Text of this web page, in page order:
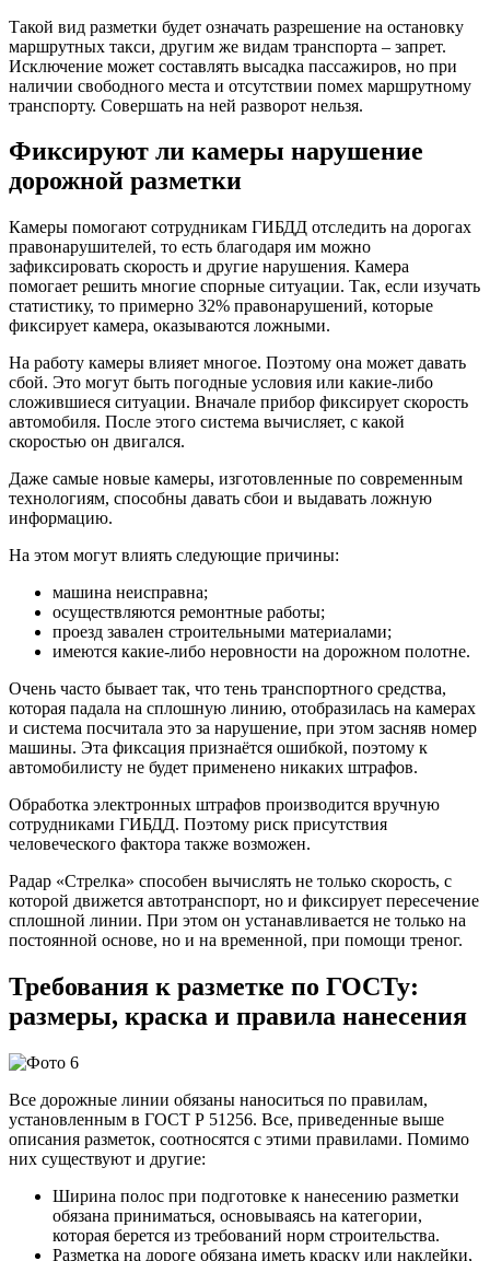
Такой вид разметки будет означать разрешение на остановку
маршрутных такси, другим же видам транспорта – запрет.
Исключение может составлять высадка пассажиров, но при
наличии свободного места и отсутствии помех маршрутному
транспорту. Совершать на ней разворот нельзя.
Фиксируют ли камеры нарушение
дорожной разметки
Камеры помогают сотрудникам ГИБДД отследить на дорогах
правонарушителей, то есть благодаря им можно
зафиксировать скорость и другие нарушения. Камера
помогает решить многие спорные ситуации. Так, если изучать
статистику, то примерно 32% правонарушений, которые
фиксирует камера, оказываются ложными.
На работу камеры влияет многое. Поэтому она может давать
сбой. Это могут быть погодные условия или какие-либо
сложившиеся ситуации. Вначале прибор фиксирует скорость
автомобиля. После этого система вычисляет, с какой
скоростью он двигался.
Даже самые новые камеры, изготовленные по современным
технологиям, способны давать сбои и выдавать ложную
информацию.
На этом могут влиять следующие причины:
машина неисправна;
осуществляются ремонтные работы;
проезд завален строительными материалами;
имеются какие-либо неровности на дорожном полотне.
Очень часто бывает так, что тень транспортного средства,
которая падала на сплошную линию, отобразилась на камерах
и система посчитала это за нарушение, при этом засняв номер
машины. Эта фиксация признаётся ошибкой, поэтому к
автомобилисту не будет применено никаких штрафов.
Обработка электронных штрафов производится вручную
сотрудниками ГИБДД. Поэтому риск присутствия
человеческого фактора также возможен.
Радар «Стрелка» способен вычислять не только скорость, с
которой движется автотранспорт, но и фиксирует пересечение
сплошной линии. При этом он устанавливается не только на
постоянной основе, но и на временной, при помощи треног.
Требования к разметке по ГОСТу:
размеры, краска и правила нанесения
Все дорожные линии обязаны наноситься по правилам,
установленным в ГОСТ Р 51256. Все, приведенные выше
описания разметок, соотносятся с этими правилами. Помимо
них существуют и другие:
Ширина полос при подготовке к нанесению разметки
обязана приниматься, основываясь на категории,
которая берется из требований норм строительства.
Разметка на дороге обязана иметь краску или наклейки,